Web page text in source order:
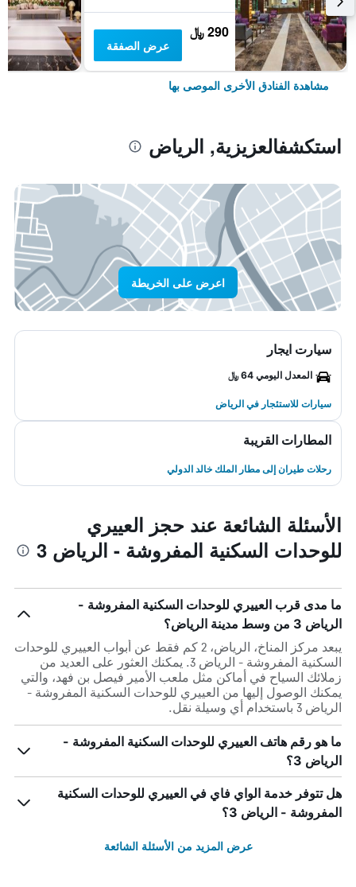
290 ﷼
عرض الصفقة
مشاهدة الفنادق الأخرى الموصى بها
استكشفالعزيزية, الرياض
اعرض على الخريطة
سيارت ايجار
المعدل اليومي 64 ﷼
سيارات للاستئجار في الرياض
المطارات القريبة
رحلات طيران إلى مطار الملك خالد الدولي
الأسئلة الشائعة عند حجز العييري
للوحدات السكنية المفروشة - الرياض 3
ما مدى قرب العييري للوحدات السكنية المفروشة -
الرياض 3 من وسط مدينة الرياض؟
يبعد مركز المناخ، الرياض، 2 كم فقط عن أبواب العييري للوحدات
السكنية المفروشة - الرياض 3. يمكنك العثور على العديد من
زملائك السياح في أماكن مثل ملعب الأمير فيصل بن فهد، والتي
يمكنك الوصول إليها من العييري للوحدات السكنية المفروشة -
الرياض 3 باستخدام أي وسيلة نقل.
ما هو رقم هاتف العييري للوحدات السكنية المفروشة -
الرياض 3؟
هل تتوفر خدمة الواي فاي في العييري للوحدات السكنية
المفروشة - الرياض 3؟
عرض المزيد من الأسئلة الشائعة